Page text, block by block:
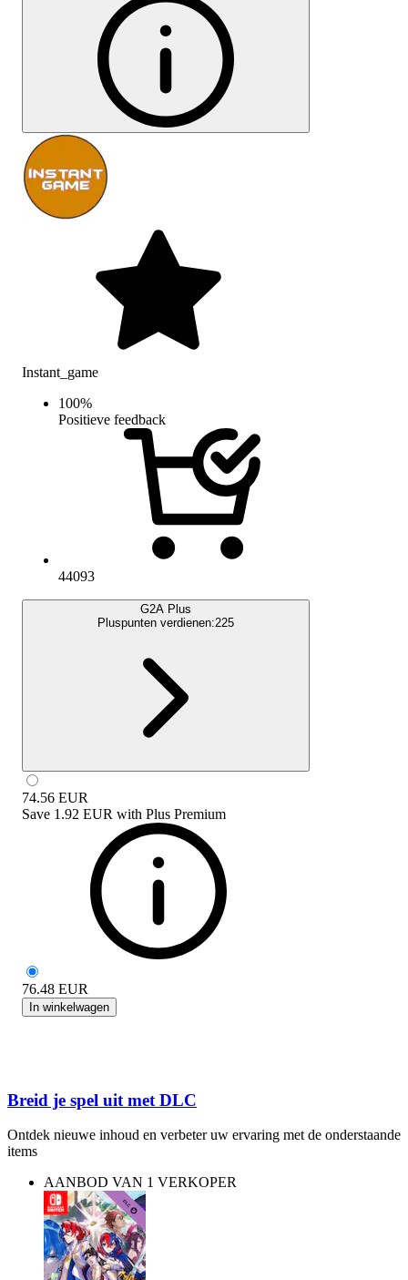
Instant_game
100%
Positieve feedback
44093
G2A Plus
Pluspunten verdienen:225
74.56 EUR
Save 1.92 EUR with Plus Premium
76.48 EUR
In winkelwagen
Breid je spel uit met DLC
Ontdek nieuwe inhoud en verbeter uw ervaring met de onderstaande
items
AANBOD VAN 1 VERKOPER